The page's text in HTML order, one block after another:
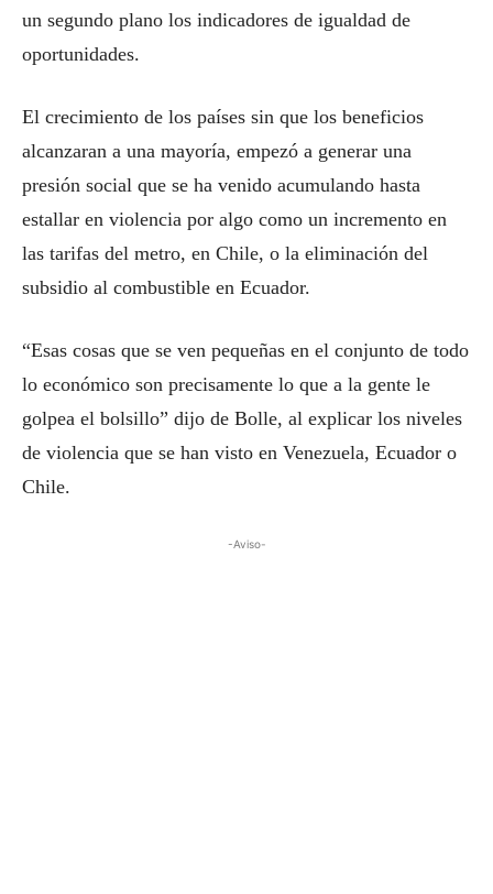
un segundo plano los indicadores de igualdad de
oportunidades.
El crecimiento de los países sin que los beneficios
alcanzaran a una mayoría, empezó a generar una
presión social que se ha venido acumulando hasta
estallar en violencia por algo como un incremento en
las tarifas del metro, en Chile, o la eliminación del
subsidio al combustible en Ecuador.
“Esas cosas que se ven pequeñas en el conjunto de todo
lo económico son precisamente lo que a la gente le
golpea el bolsillo” dijo de Bolle, al explicar los niveles
de violencia que se han visto en Venezuela, Ecuador o
Chile.
-Aviso-